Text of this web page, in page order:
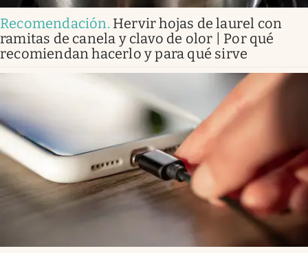
Recomendación. Hervir hojas de laurel con
ramitas de canela y clavo de olor | Por qué
recomiendan hacerlo y para qué sirve